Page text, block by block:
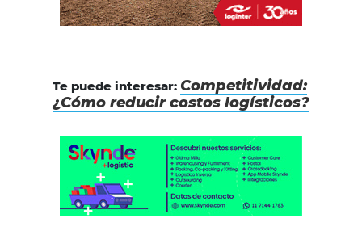
Te puede interesar: Competitividad:
¿Cómo reducir costos logísticos?